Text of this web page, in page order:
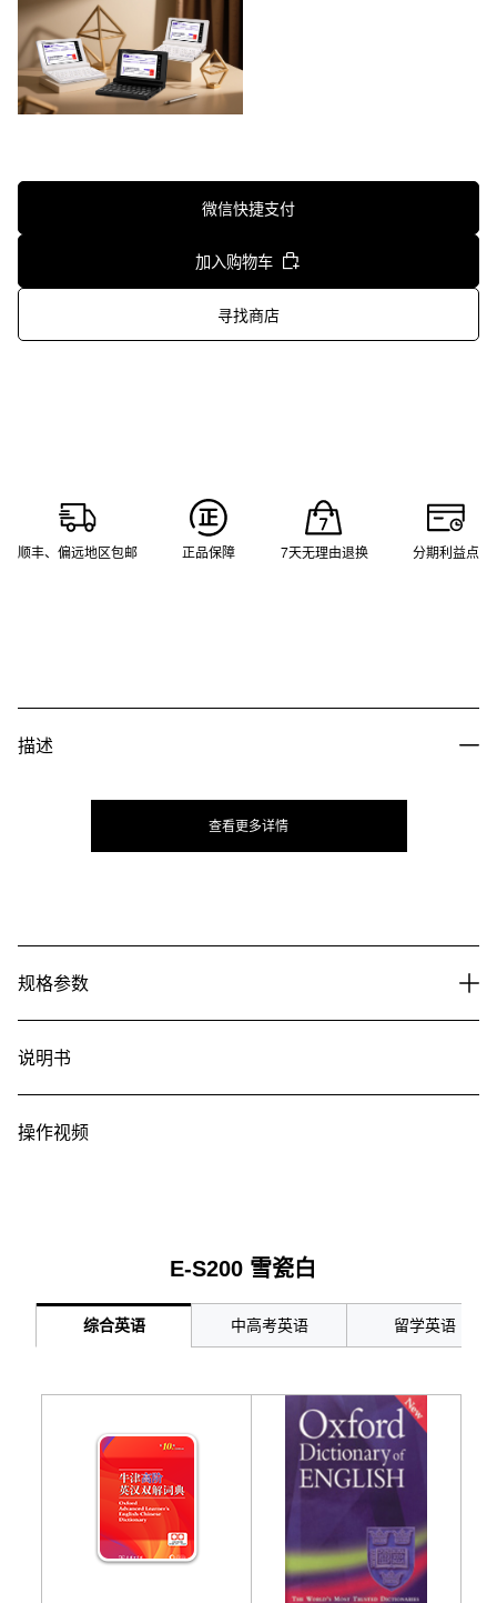
微信快捷支付
加入购物车
寻找商店
顺丰、偏远地区包邮 正品保障 7天无理由退换 分期利益点
描述
查看更多详情
规格参数
说明书
操作视频
E-S200 雪瓷白
综合英语 中高考英语 留学英语